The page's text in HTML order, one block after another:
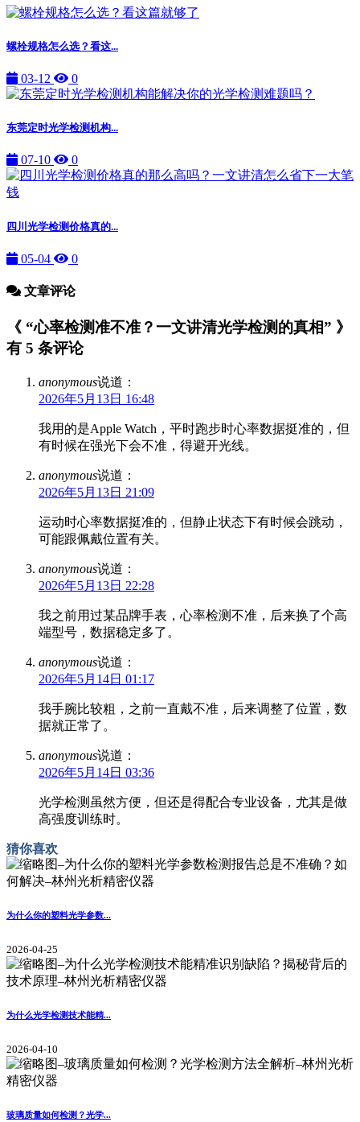
螺栓规格怎么选？看这...
03-12 0
东莞定时光学检测机构...
07-10 0
四川光学检测价格真的...
05-04 0
文章评论
《 “心率检测准不准？一文讲清光学检测的真相” 》
有 5 条评论
anonymous说道：
2026年5月13日 16:48
我用的是Apple Watch，平时跑步时心率数据挺准的，但
有时候在强光下会不准，得避开光线。
anonymous说道：
2026年5月13日 21:09
运动时心率数据挺准的，但静止状态下有时候会跳动，
可能跟佩戴位置有关。
anonymous说道：
2026年5月13日 22:28
我之前用过某品牌手表，心率检测不准，后来换了个高
端型号，数据稳定多了。
anonymous说道：
2026年5月14日 01:17
我手腕比较粗，之前一直戴不准，后来调整了位置，数
据就正常了。
anonymous说道：
2026年5月14日 03:36
光学检测虽然方便，但还是得配合专业设备，尤其是做
高强度训练时。
猜你喜欢
为什么你的塑料光学参数...
2026-04-25
为什么光学检测技术能精...
2026-04-10
玻璃质量如何检测？光学...